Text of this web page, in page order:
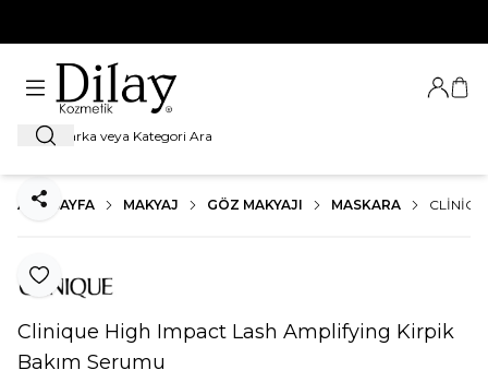
Ara
Giriş
ANA SAYFA MAKYAJ GÖZ MAKYAJI MASKARA
Favoriye Ekle
Paylaş
Clinique High Impact Lash Amplifying Kirpik
Bakım Serumu